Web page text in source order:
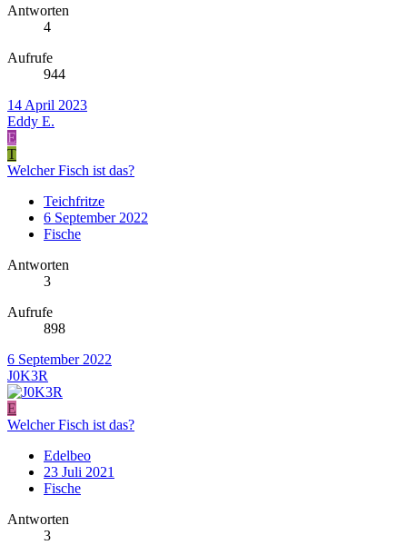
Antworten
4
Aufrufe
944
14 April 2023
Eddy E.
E
T
Welcher Fisch ist das?
Teichfritze
6 September 2022
Fische
Antworten
3
Aufrufe
898
6 September 2022
J0K3R
E
Welcher Fisch ist das?
Edelbeo
23 Juli 2021
Fische
Antworten
3